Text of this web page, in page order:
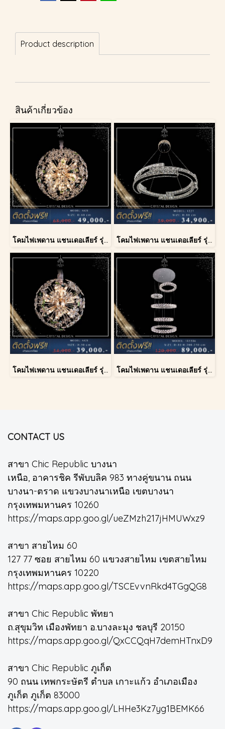
Product description
สินค้าเกี่ยวข้อง
โคมไฟเพดาน แชนเดอเลียร์ รุ่น A028-D60 โคมไฟเพดาน แชนเดอเลียร์ รุ่น 1227
โคมไฟเพดาน แชนเดอเลียร์ รุ่น A028-D40 โคมไฟเพดาน แชนเดอเลียร์ รุ่น 183586
CONTACT US
สาขา Chic Republic บางนา
เหนือ, อาคารชิค รีพับบลิค 983 ทางคู่ขนาน ถนน
บางนา-ตราด แขวงบางนาเหนือ เขตบางนา
กรุงเทพมหานคร 10260
https://maps.app.goo.gl/ueZMzh217jHMUWxz9
สาขา สายไหม 60
127 77 ซอย สายไหม 60 แขวงสายไหม เขตสายไหม
กรุงเทพมหานคร 10220
https://maps.app.goo.gl/TSCEvvnRkd4TGgQG8
สาขา Chic Republic พัทยา
ถ.สุขุมวิท เมืองพัทยา อ.บางละมุง ชลบุรี 20150
https://maps.app.goo.gl/QxCCQqH7demHTnxD9
สาขา Chic Republic ภูเก็ต
90 ถนน เทพกระษัตรี ตำบล เกาะแก้ว อำเภอเมือง
ภูเก็ต ภูเก็ต 83000
https://maps.app.goo.gl/LHHe3Kz7yg1BEMK66